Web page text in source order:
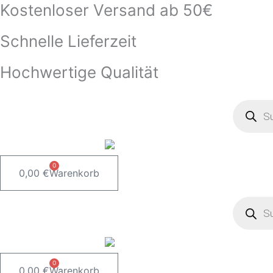
Zum
springen
Kostenloser Versand ab 50€
Schnelle Lieferzeit
Hochwertige Qualität
0,00 €
0
Warenkorb
0,00 €
0
Warenkorb